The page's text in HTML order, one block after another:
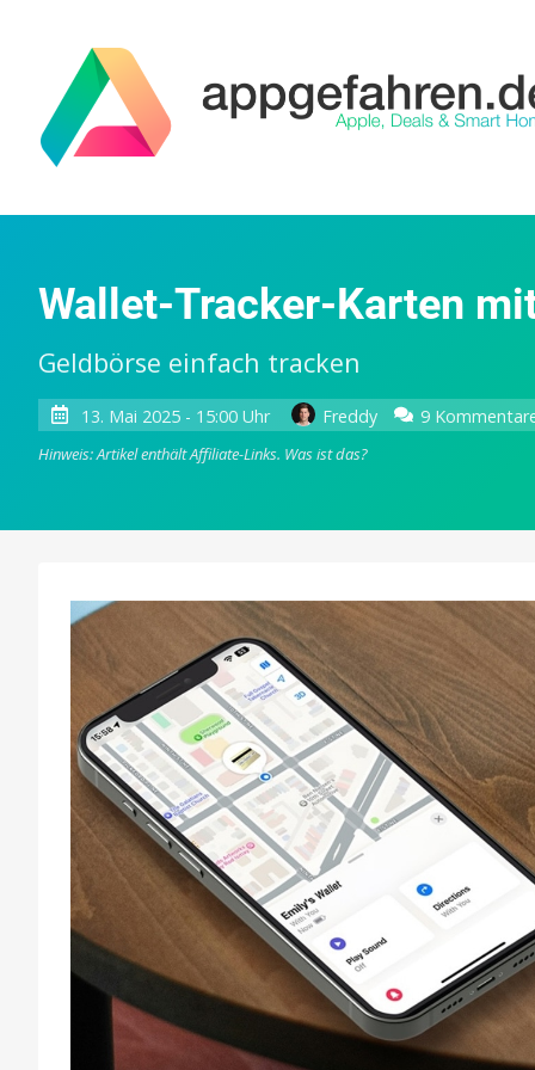
Wallet-Tracker-Karten
Geldbörse einfach tracken
13. Mai 2025 - 15:00 Uhr Freddy 9
Hinweis: Artikel enthält Affiliate-Links. Was ist das?